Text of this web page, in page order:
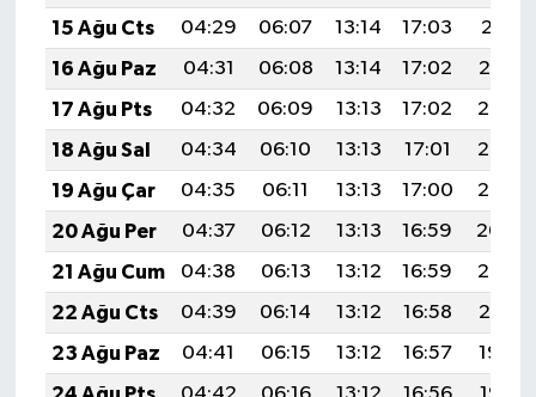
15 Ağu Cts
04:29 06:07 13:14 17:03
20:11
16 Ağu Paz
04:31 06:08 13:14 17:02
20:10
17 Ağu Pts
04:32 06:09 13:13 17:02
20:08
18 Ağu Sal
04:34 06:10 13:13 17:01
20:07
19 Ağu Çar
04:35 06:11 13:13 17:00
20:05
20 Ağu Per
04:37 06:12 13:13 16:59
20:04
21 Ağu Cum
04:38 06:13 13:12 16:59
20:02
22 Ağu Cts
04:39 06:14 13:12 16:58
20:01
23 Ağu Paz
04:41 06:15 13:12 16:57
19:59